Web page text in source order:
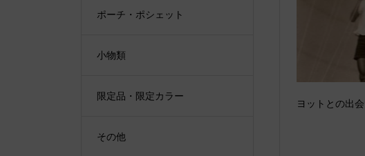
ヨットとの出
ポーチ・ポシェット
小物類
限定品・限定カラー
その他